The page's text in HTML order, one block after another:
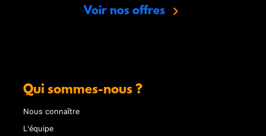
Voir nos offres
Qui sommes-nous ?
Nous connaître
L'équipe